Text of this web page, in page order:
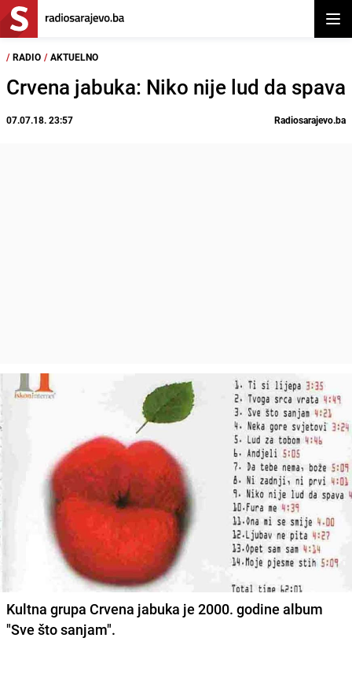
/ RADIO / AKTUELNO
Crvena jabuka: Niko nije lud da spava
07.07.18. 23:57 Radiosarajevo.ba
Kultna grupa Crvena jabuka je 2000. godine album
"Sve što sanjam".